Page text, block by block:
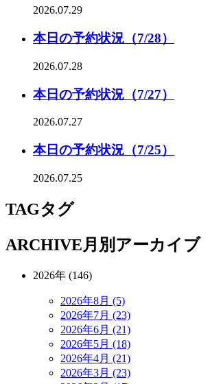
2026.07.29
本日の予約状況（7/28）
2026.07.28
本日の予約状況（7/27）
2026.07.27
本日の予約状況（7/25）
2026.07.25
TAGタグ
ARCHIVE月別アーカイブ
2026年 (146)
2026年8月 (5)
2026年7月 (23)
2026年6月 (21)
2026年5月 (18)
2026年4月 (21)
2026年3月 (23)